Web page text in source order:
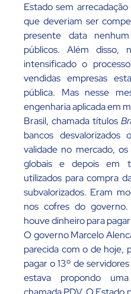
Estado sem
que deveriam ser
presente data
públicos. Além
intensificado o
vendidas empresas
pública. Mas nesse
engenharia aplicada em
Brasil, chamada títulos
bancos
validade no mercado,
globais e depois em
utilizados para compra
subvalorizados. Eram
nos cofres do
houve dinheiro para
O governo Marcelo
parecida com o de hoje,
pagar o 13º de
estava propondo